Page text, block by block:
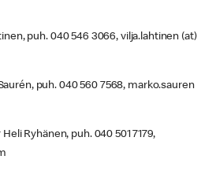
puh. 040 546 3066, vilja.lahtinen (at)
puh. 040 560 7568, marko.sauren
Ryhänen, puh. 040 501 7179,